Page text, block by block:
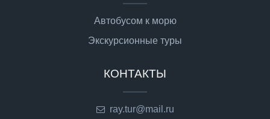
Автобусом к морю
Экскурсионные туры
КОНТАКТЫ
ray.tur@mail.ru